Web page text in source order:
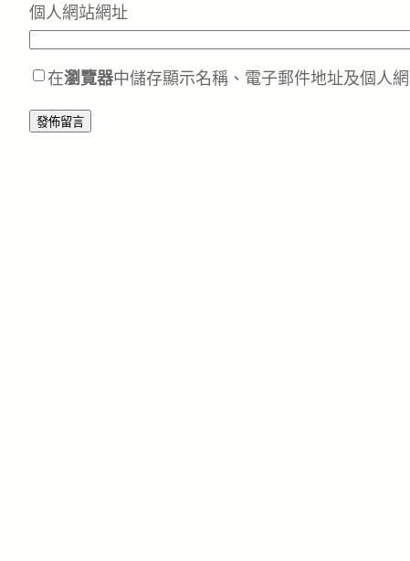
個人網站網址
在瀏覽器中儲存顯示名稱、電子郵件地址及個人